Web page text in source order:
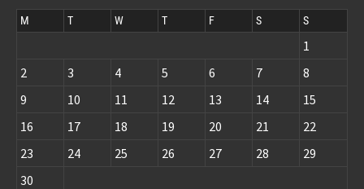
M T W T F S S
1
2
3 4 5 6 7
8
9
10 11 12 13 14
15
16
17 18 19 20 21
22
23
24 25 26 27 28
29
30